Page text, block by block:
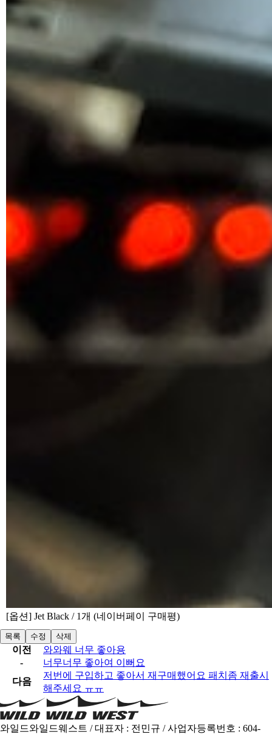
[옵션] Jet Black / 1개 (네이버페이 구매평)
목록 수정 삭제
이전
와와웨 너무 좋아용
-
너무너무 좋아여 이뻐요
다음
저번에 구입하고 좋아서 재구매했어요 패치좀 재출시
해주세요 ㅠㅠ
와일드와일드웨스트 / 대표자 : 전민규 / 사업자등록번호 : 604-